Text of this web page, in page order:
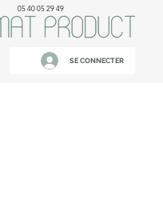
05 40 05 29 49
SE CONNECTER